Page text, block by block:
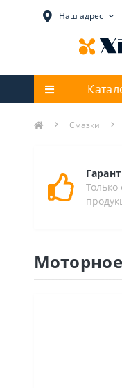
Наш адрес
Смазки
Только
Моторное